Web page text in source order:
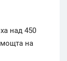
над 450
на